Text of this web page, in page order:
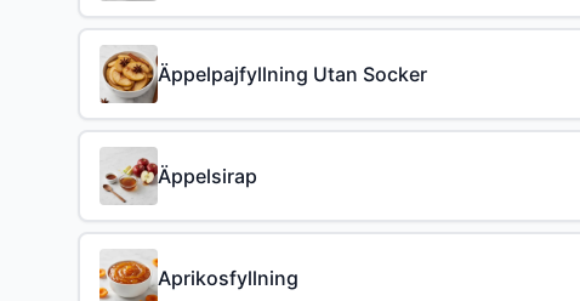
Äppelpajfyllning Utan Socker
Äppelsirap
Aprikosfyllning